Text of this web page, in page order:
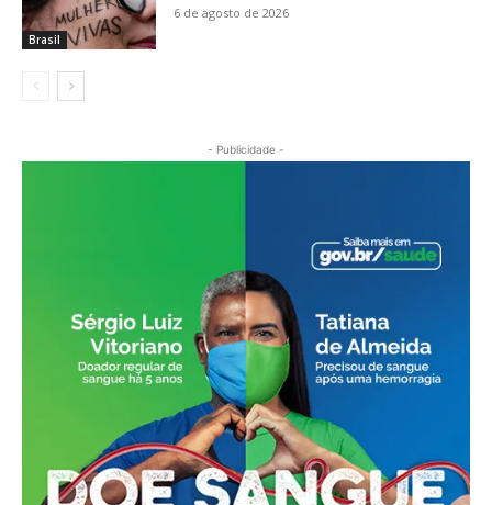
Brasil
6 de agosto de 2026
- Publicidade -